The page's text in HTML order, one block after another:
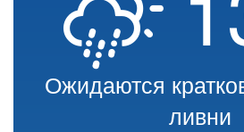
Ожидаются
ливни